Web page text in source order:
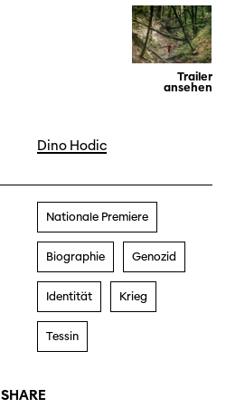
Trailer
ansehen
Dino Hodic
Nationale Premiere
Biographie Genozid
Identität Krieg
Tessin
SHARE